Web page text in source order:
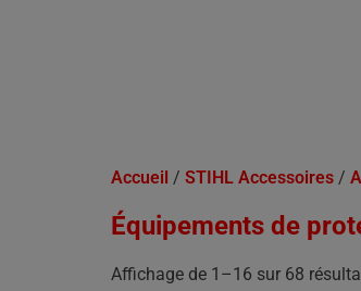
Accueil / STIHL Accessoires /
Équipements de
Affichage de 1–16 sur 68